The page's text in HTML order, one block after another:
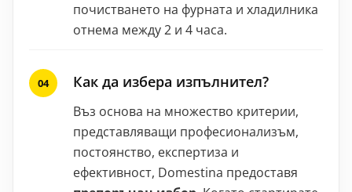
почистването на фурната и хладилника
отнема между 2 и 4 часа.
Как да избера изпълнител?
Въз основа на множество критерии,
представляващи професионализъм,
постоянство, експертиза и
ефективност, Domestina предоставя